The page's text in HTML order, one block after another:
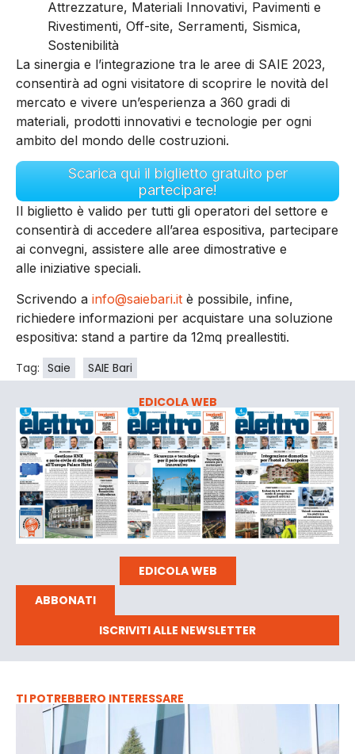
Attrezzature, Materiali Innovativi, Pavimenti e
Rivestimenti, Off-site, Serramenti, Sismica,
Sostenibilità
La sinergia e l’integrazione tra le aree di SAIE 2023,
consentirà ad ogni visitatore di scoprire le novità del
mercato e vivere un’esperienza a 360 gradi di
materiali, prodotti innovativi e tecnologie per ogni
ambito del mondo delle costruzioni.
Scarica qui il biglietto gratuito per
partecipare!
Il biglietto è valido per tutti gli operatori del settore e
consentirà di accedere all’area espositiva, partecipare
ai convegni, assistere alle aree dimostrative e
alle iniziative speciali.
Scrivendo a info@saiebari.it è possibile, infine,
richiedere informazioni per acquistare una soluzione
espositiva: stand a partire da 12mq preallestiti.
Tag: Saie SAIE Bari
EDICOLA WEB
EDICOLA WEB
ABBONATI
ISCRIVITI ALLE NEWSLETTER
TI POTREBBERO INTERESSARE